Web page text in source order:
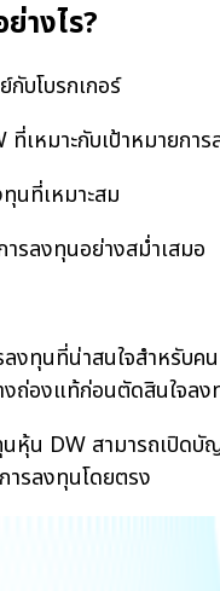
างไร?
บโบรกเกอร์
เหมาะกับเป้าหมายกา
ทุนที่เหมาะสม
รลงทุนอย่างสม่ำเสมอ
ลงทุนที่น่าสนใจสำหรับ
งถ่องแท้ก่อนตัดสินใจล
DW สามารถเปิดบั
ารลงทุนโดยตรง